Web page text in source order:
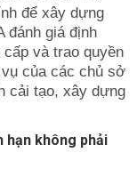
để xây dựng
đánh giá định
và trao quyền
của các chủ sở
cải tạo, xây dựng
hạn không phải